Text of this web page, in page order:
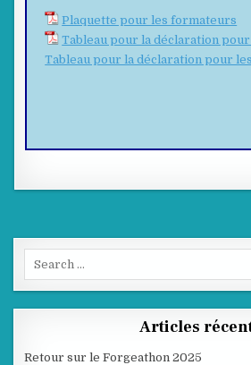
Plaquette pour les formateurs
Tableau pour la déclaration
Tableau pour la déclaration pour
Articles
Retour sur le Forgeathon 2025